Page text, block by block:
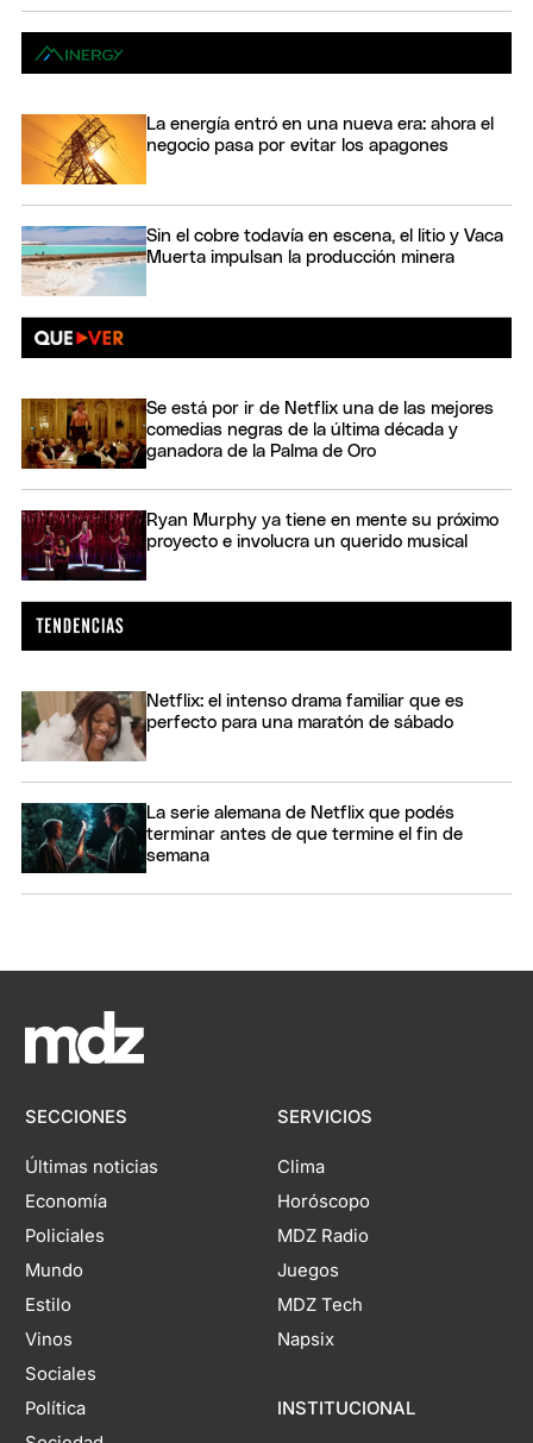
La energía entró en una nueva era: ahora el
negocio pasa por evitar los apagones
Sin el cobre todavía en escena, el litio y Vaca
Muerta impulsan la producción minera
Se está por ir de Netflix una de las mejores
comedias negras de la última década y
ganadora de la Palma de Oro
Ryan Murphy ya tiene en mente su próximo
proyecto e involucra un querido musical
Netflix: el intenso drama familiar que es
perfecto para una maratón de sábado
La serie alemana de Netflix que podés
terminar antes de que termine el fin de
semana
SECCIONES
Últimas noticias
Economía
Policiales
Mundo
Estilo
Vinos
Sociales
Política
SERVICIOS
Clima
Horóscopo
MDZ Radio
Juegos
MDZ Tech
Napsix
INSTITUCIONAL